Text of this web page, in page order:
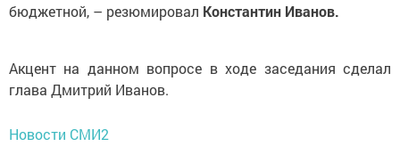
бюджетной, – резюмировал Константин Иванов.
Акцент на данном вопросе в ходе заседания сделал
глава Дмитрий Иванов.
Новости СМИ2